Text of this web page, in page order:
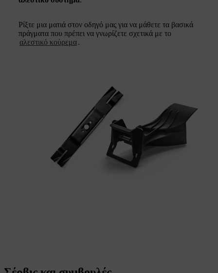
Ρίξτε μια ματιά στον οδηγό μας για να μάθετε τα βασικά
πράγματα που πρέπει να γνωρίζετε σχετικά με το
αλεστικό κούρεμα.